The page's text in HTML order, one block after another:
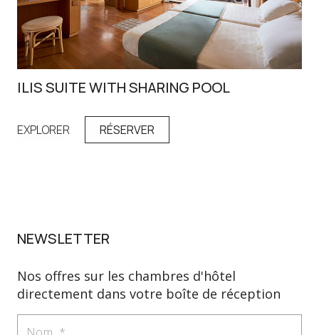
ILIS SUITE WITH SHARING POOL
EXPLORER RÉSERVER
NEWSLETTER
Nos offres sur les chambres d'hôtel
directement dans votre boîte de réception